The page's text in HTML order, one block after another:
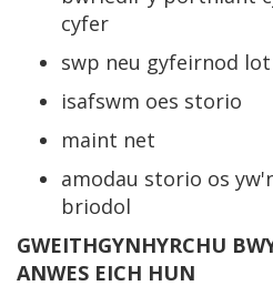
cyfer
swp neu gyfeirnod lot
isafswm oes storio
maint net
amodau storio os
briodol
GWEITHGYNHYRCHU
ANWES EICH HUN